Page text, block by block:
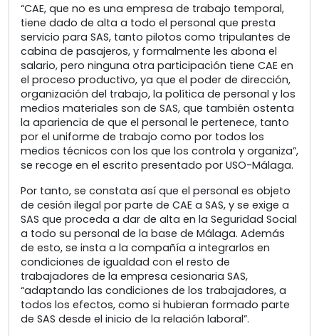
“CAE, que no es una empresa de trabajo temporal,
tiene dado de alta a todo el personal que presta
servicio para SAS, tanto pilotos como tripulantes de
cabina de pasajeros, y formalmente les abona el
salario, pero ninguna otra participación tiene CAE en
el proceso productivo, ya que el poder de dirección,
organización del trabajo, la política de personal y los
medios materiales son de SAS, que también ostenta
la apariencia de que el personal le pertenece, tanto
por el uniforme de trabajo como por todos los
medios técnicos con los que los controla y organiza”,
se recoge en el escrito presentado por USO-Málaga.
Por tanto, se constata así que el personal es objeto
de cesión ilegal por parte de CAE a SAS, y se exige a
SAS que proceda a dar de alta en la Seguridad Social
a todo su personal de la base de Málaga. Además
de esto, se insta a la compañía a integrarlos en
condiciones de igualdad con el resto de
trabajadores de la empresa cesionaria SAS,
“adaptando las condiciones de los trabajadores, a
todos los efectos, como si hubieran formado parte
de SAS desde el inicio de la relación laboral”.